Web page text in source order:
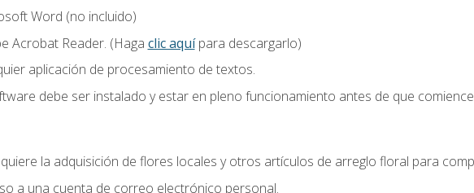
Word (no incluido)
Acrobat Reader. (Haga clic aquípara descargarlo)
aplicación de procesamiento de textos.
debe ser instalado y estar en pleno funcionamiento antes de que
la adquisición de flores locales y otros artículos de arreglo floral para
a una cuenta de correo electrónico personal.